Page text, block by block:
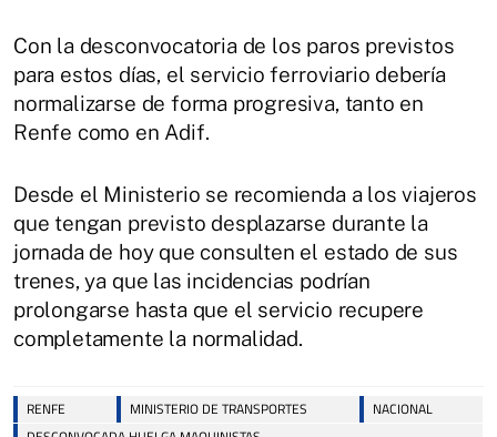
Con la desconvocatoria de los paros previstos
para estos días, el servicio ferroviario debería
normalizarse de forma progresiva, tanto en
Renfe como en Adif.
Desde el Ministerio se recomienda a los viajeros
que tengan previsto desplazarse durante la
jornada de hoy que consulten el estado de sus
trenes, ya que las incidencias podrían
prolongarse hasta que el servicio recupere
completamente la normalidad.
RENFE MINISTERIO DE TRANSPORTES
NACIONAL